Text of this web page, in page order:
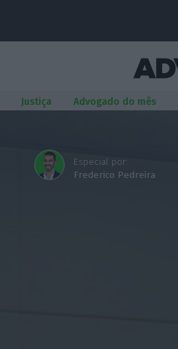
Justiça Advogado do mês
Especial por:
Frederico Pedreira